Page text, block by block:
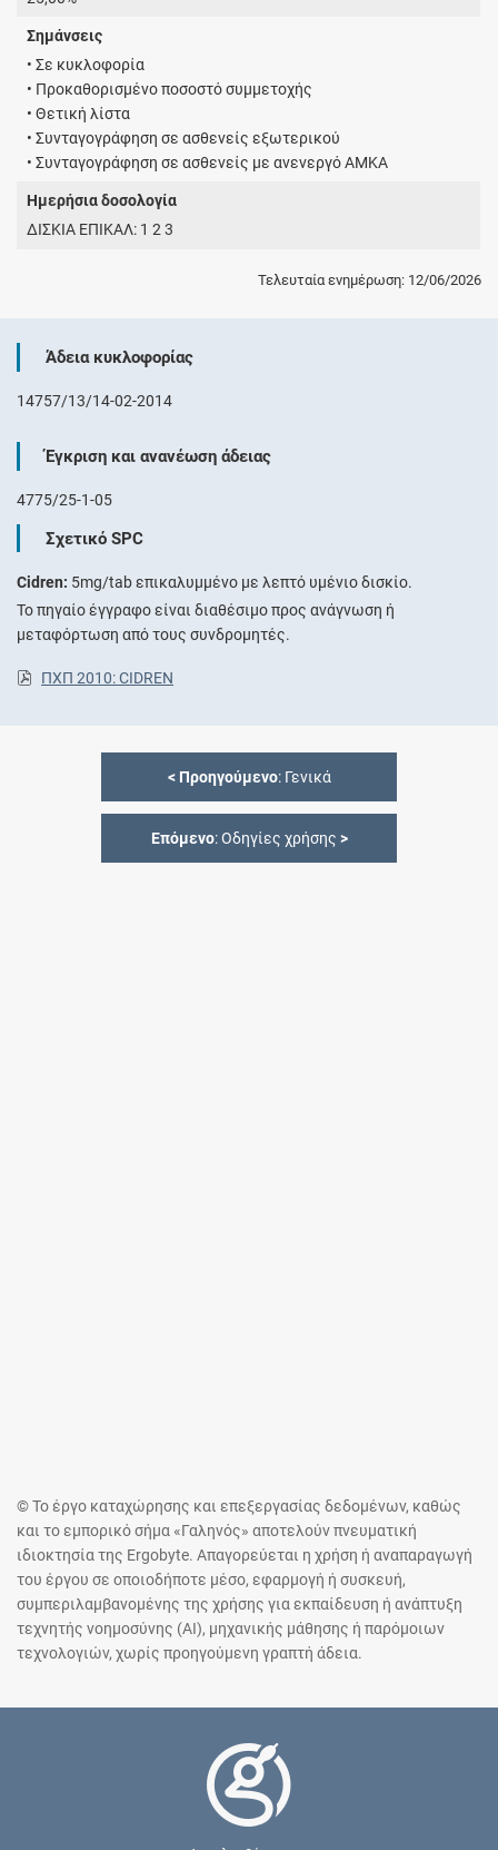
Σημάνσεις
• Σε κυκλοφορία
• Προκαθορισμένο ποσοστό συμμετοχής
• Θετική λίστα
• Συνταγογράφηση σε ασθενείς εξωτερικού
• Συνταγογράφηση σε ασθενείς με ανενεργό ΑΜΚΑ
Ημερήσια δοσολογία
ΔΙΣΚΙΑ ΕΠΙΚΑΛ: 1 2 3
Τελευταία ενημέρωση: 12/06/2026
Άδεια κυκλοφορίας
14757/13/14-02-2014
Έγκριση και ανανέωση άδειας
4775/25-1-05
Σχετικό SPC
Cidren: 5mg/tab επικαλυμμένο με λεπτό υμένιο δισκίο.
Το πηγαίο έγγραφο είναι διαθέσιμο προς ανάγνωση ή
μεταφόρτωση από τους συνδρομητές.
ΠΧΠ 2010: CIDREN
< Προηγούμενο: Γενικά
Επόμενο: Οδηγίες χρήσης >
© Το έργο καταχώρησης και επεξεργασίας δεδομένων, καθώς
και το εμπορικό σήμα «Γαληνός» αποτελούν πνευματική
ιδιοκτησία της Ergobyte. Απαγορεύεται η χρήση ή αναπαραγωγή
του έργου σε οποιοδήποτε μέσο, εφαρμογή ή συσκευή,
συμπεριλαμβανομένης της χρήσης για εκπαίδευση ή ανάπτυξη
τεχνητής νοημοσύνης (AI), μηχανικής μάθησης ή παρόμοιων
τεχνολογιών, χωρίς προηγούμενη γραπτή άδεια.